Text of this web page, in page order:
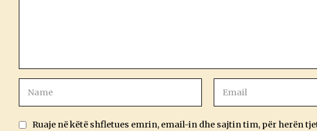
Ruaje në këtë shfletues emrin, email-in dhe sajtin tim, për herën